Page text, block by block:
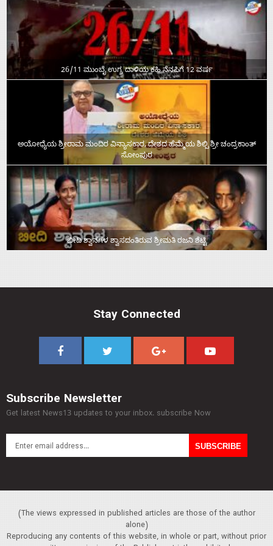
26/11 ಮುಂಬೈ ಉಗ್ರ ದಾಳಿಯ ಕಹಿ ನೆನಪಿಗೆ 12 ವರ್ಷ
ಅಯೋಧ್ಯೆಯ ಶ್ರೀರಾಮ ಮಂದಿರ ವಿನ್ಯಾಸಕಾರ, ದೇಶದ ಹೆಮ್ಮೆಯ ಶಿಲ್ಪಿ ಶ್ರೀ ಚಂದ್ರಕಾಂತ್‌
ಸೋಂಪುರ
ಬೀದಿ ಶ್ವಾನಗಳ ಶ್ವಾಸದಂತಿರುವ ಶ್ರೀಮತಿ ರಜನಿ ಶೆಟ್ಟಿ
Stay Connected
Subscribe Newsletter
Get latest News13 updates to your inbox. subscribe Now
(The views expressed in published articles are those of the author
alone)
Reproducing any contents of this website, in whole or part, without prior